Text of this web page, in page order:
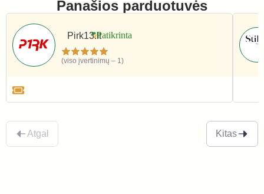
Panašios parduotuvės
Pirk13.lt
(viso įvertinimų – 1)
Atgal Kitas